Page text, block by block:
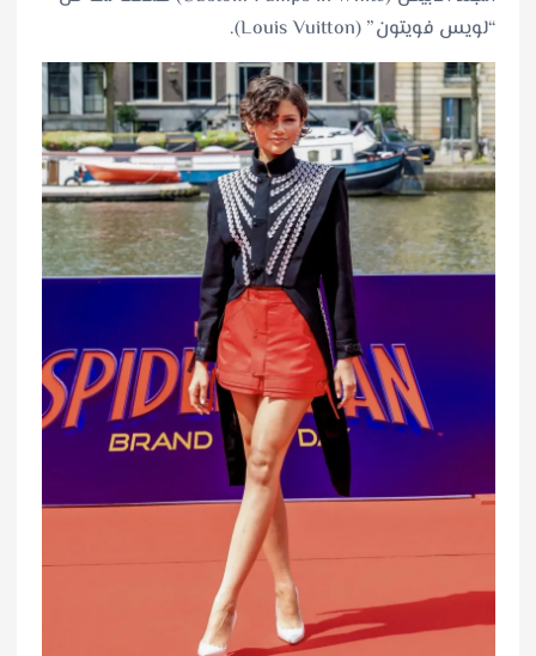
“لويس فويتون” (Louis Vuitton).